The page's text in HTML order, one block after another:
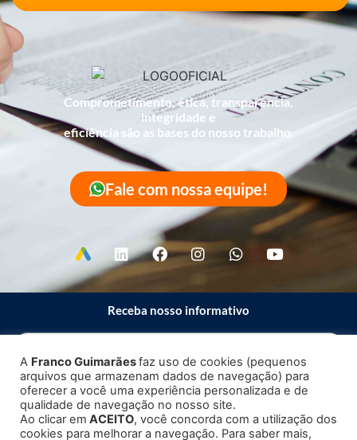
Comprometimento, ética, transparência,
integridade e
eficiência são as bases do nosso trabalho.
Fale com nossa equipe!
Receba nosso informativo
Enviar
A Franco Guimarãesfaz uso de cookies (pequenos
arquivos que armazenam dados de navegação) para
oferecer a você uma experiência personalizada e de
qualidade de navegação no nosso site.
Ao clicar em ACEITO, você concorda com a utilização dos
cookies para melhorar a navegação. Para saber mais,